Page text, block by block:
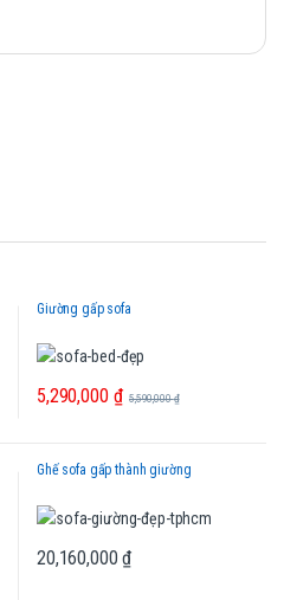
Giường gấp sofa
5,290,000 ₫ 5,590,000₫
Ghế sofa gấp thành giường
20,160,000₫